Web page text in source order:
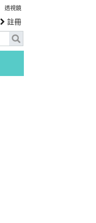
透視鏡
註冊